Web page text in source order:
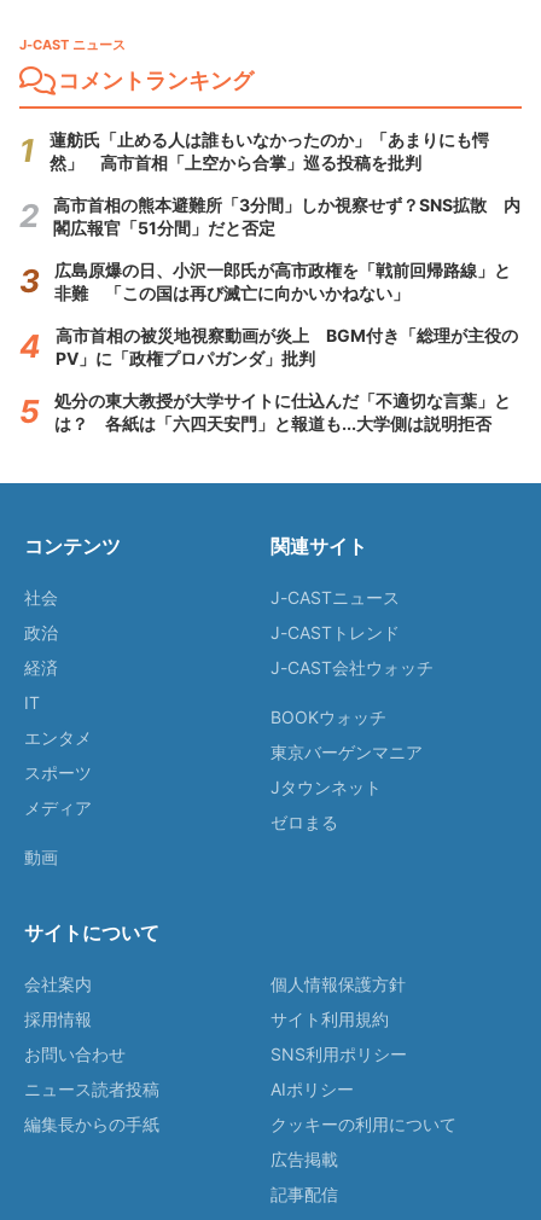
J-CAST ニュース
コメントランキング
蓮舫氏「止める人は誰もいなかったのか」「あまりにも愕
然」 高市首相「上空から合掌」巡る投稿を批判
高市首相の熊本避難所「3分間」しか視察せず？SNS拡散 内
閣広報官「51分間」だと否定
広島原爆の日、小沢一郎氏が高市政権を「戦前回帰路線」と
非難 「この国は再び滅亡に向かいかねない」
高市首相の被災地視察動画が炎上 BGM付き「総理が主役の
PV」に「政権プロパガンダ」批判
処分の東大教授が大学サイトに仕込んだ「不適切な言葉」と
は？ 各紙は「六四天安門」と報道も...大学側は説明拒否
コンテンツ
社会
政治
経済
IT
エンタメ
スポーツ
メディア
動画
関連サイト
J-CASTニュース
J-CASTトレンド
J-CAST会社ウォッチ
BOOKウォッチ
東京バーゲンマニア
Jタウンネット
ゼロまる
サイトについて
会社案内
採用情報
お問い合わせ
ニュース読者投稿
編集長からの手紙
個人情報保護方針
サイト利用規約
SNS利用ポリシー
AIポリシー
クッキーの利用について
広告掲載
記事配信